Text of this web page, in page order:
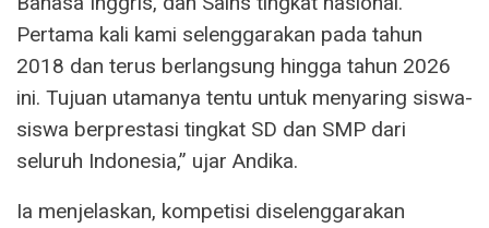
Pertama kali kami selenggarakan pada tahun
2018 dan terus berlangsung hingga tahun 2026
ini. Tujuan utamanya tentu untuk menyaring siswa-
siswa berprestasi tingkat SD dan SMP dari
seluruh Indonesia,” ujar Andika.
Ia menjelaskan, kompetisi diselenggarakan